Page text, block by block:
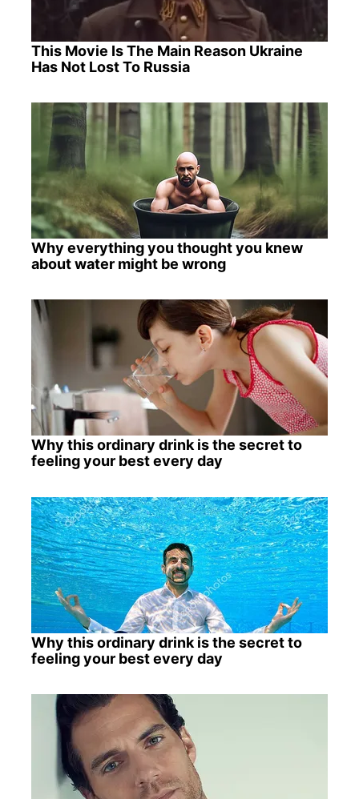
This Movie Is The Main Reason Ukraine
Has Not Lost To Russia
Why everything you thought you knew
about water might be wrong
Why this ordinary drink is the secret to
feeling your best every day
Why this ordinary drink is the secret to
feeling your best every day